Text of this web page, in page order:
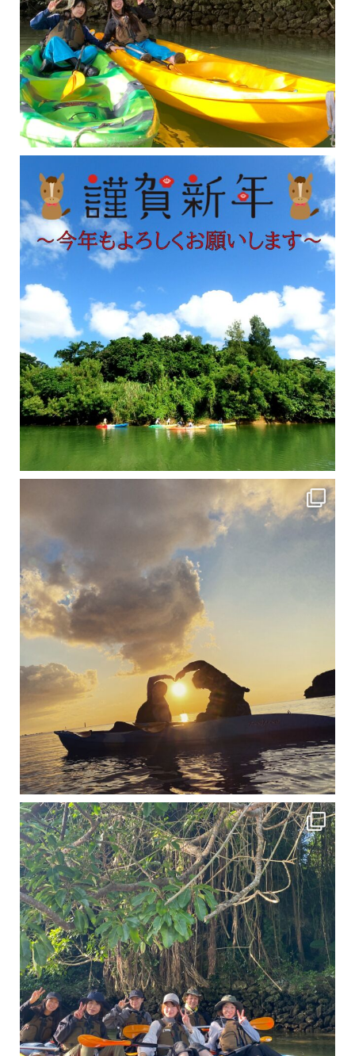
修学旅行シーズンも終わり、一気に冷え込んできました。 2025年今年もあっという間に終
12月に入り、沖縄も流石に半袖では過ごせなくなってきました
ですが、日中はまだ20℃